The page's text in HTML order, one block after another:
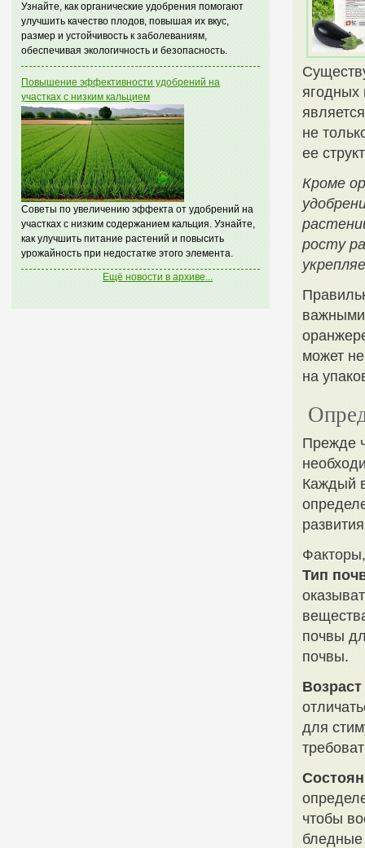
Узнайте, как органические удобрения помогают
улучшить качество плодов, повышая их вкус,
размер и устойчивость к заболеваниям,
обеспечивая экологичность и безопасность.
Повышение эффективности удобрений на
участках с низким кальцием
Советы по увеличению эффекта от удобрений на
участках с низким содержанием кальция. Узнайте,
как улучшить питание растений и повысить
урожайность при недостатке этого элемента.
Ещё новости в архиве...
ягодных
не
ее
Кроме
росту
важными
может
на
Прежде
Каждый
Тип
почвы
почвы.
для
чтобы
бледные